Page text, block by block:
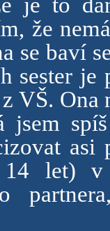
že
se baví
sester je
VŠ. Ona
jsem
asi
let) v